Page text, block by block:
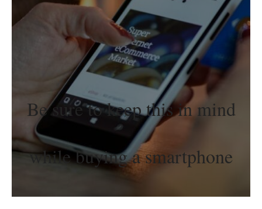
Be sure to keep this in mind
while buying a smartphone